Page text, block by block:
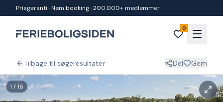
Spring til indhold
Prisgaranti · Nem booking · 200.000+ medlemmer
0
Tilbage til søgeresultater Del Gem
1 /18